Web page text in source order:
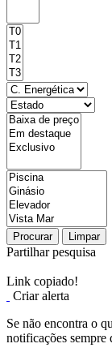
Procurar Limpar
Partilhar pesquisa
Link copiado!
Criar alerta
Se não encontra o
notificações sempre